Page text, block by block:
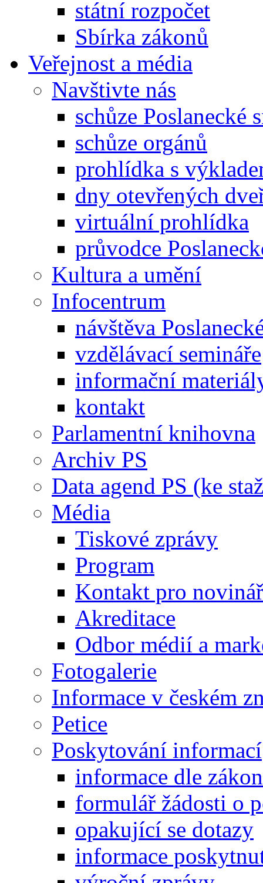
státní rozpočet
Sbírka zákonů
Veřejnost a média
Navštivte nás
schůze Poslanecké
schůze orgánů
prohlídka s
dny otevřených
virtuální prohlídka
průvodce
Kultura a umění
Infocentrum
návštěva
vzdělávací semináře
informační
kontakt
Parlamentní knihovna
Archiv PS
Data agend PS (ke
Média
Tiskové zprávy
Program
Kontakt pro
Akreditace
Odbor médií a
Fotogalerie
Informace v českém
Petice
Poskytování informací
informace dle
formulář žádosti o
opakující se dotazy
informace